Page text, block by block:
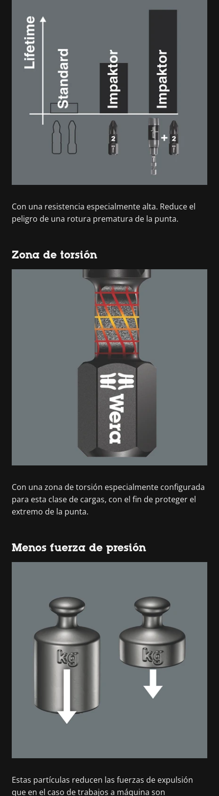
Con una resistencia especialmente alta. Reduce el
peligro de una rotura prematura de la punta.
Zona de torsión
Con una zona de torsión especialmente configurada
para esta clase de cargas, con el fin de proteger el
extremo de la punta.
Menos fuerza de presión
Estas partículas reducen las fuerzas de expulsión
que en el caso de trabajos a máquina son